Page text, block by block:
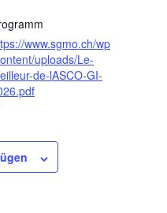
www.sgmo.ch/wp
uploads/Le-
de-lASCO-GI-